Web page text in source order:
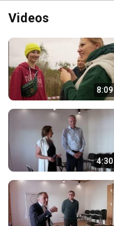
Videos
8:09
4:30